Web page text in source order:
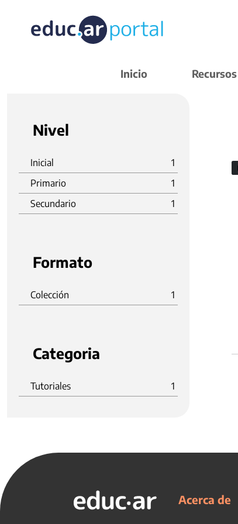
Inicio Recursos
Nivel
Inicial
1
Primario
1
Secundario
1
Formato
Colección 1
Categoria
Tutoriales 1
Acerca de